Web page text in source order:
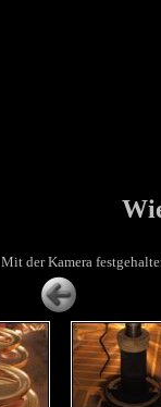
Mit der Kamera